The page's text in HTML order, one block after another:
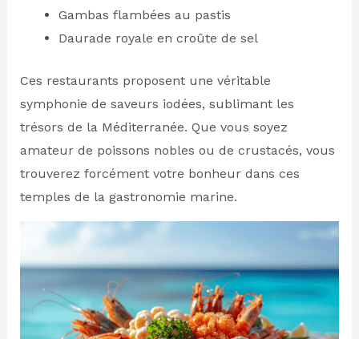
Gambas flambées au pastis
Daurade royale en croûte de sel
Ces restaurants proposent une véritable
symphonie de saveurs iodées, sublimant les
trésors de la Méditerranée. Que vous soyez
amateur de poissons nobles ou de crustacés, vous
trouverez forcément votre bonheur dans ces
temples de la gastronomie marine.